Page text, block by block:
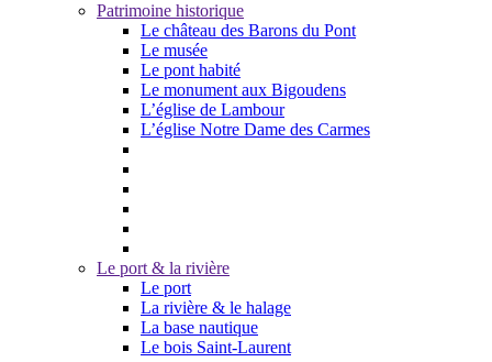
Patrimoine historique
Le château des Barons du Pont
Le musée
Le pont habité
Le monument aux Bigoudens
L’église de Lambour
L’église Notre Dame des Carmes
Le port & la rivière
Le port
La rivière & le halage
La base nautique
Le bois Saint-Laurent